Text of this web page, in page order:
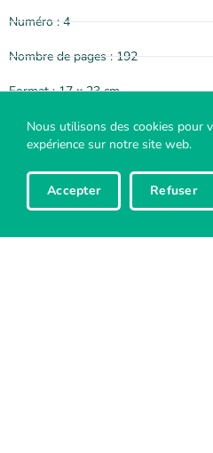
Numéro : 4
Nombre de pages : 192
Format : 17 x 23 cm
Prix : 34 CHF
Nous utilisons des cookies pour
expérience sur notre site web.
Accepter Refuser